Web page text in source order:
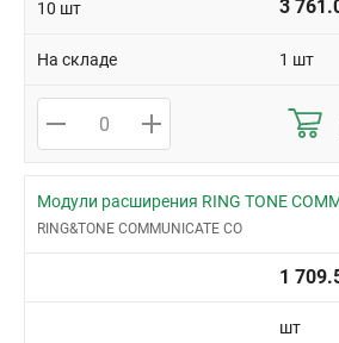
10 шт 3
На складе 1 шт
Модули расширения RING TONE
RING&TONE COMMUNICATE CO
1
шт